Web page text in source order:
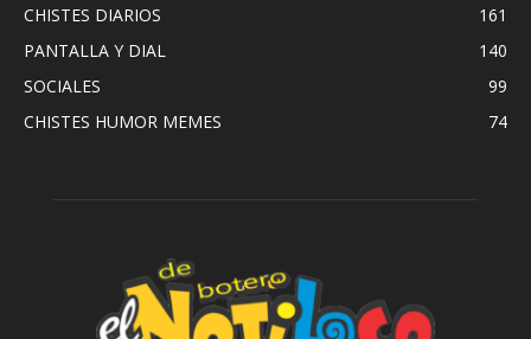
CHISTES DIARIOS
161
PANTALLA Y DIAL
140
SOCIALES
99
CHISTES HUMOR MEMES
74